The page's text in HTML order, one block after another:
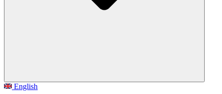
English